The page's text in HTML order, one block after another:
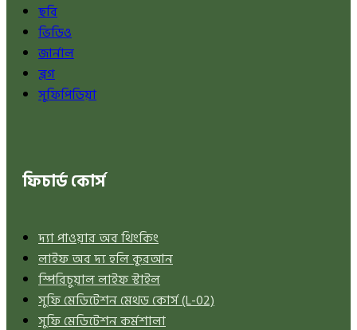
ছবি
ভিডিও
জার্নাল
ব্লগ
সুফিপিডিয়া
ফিচার্ড কোর্স
দ্যা পাওয়ার অব থিংকিং
লাইফ অব দ্য হলি কুরআন
স্পিরিচুয়াল লাইফ স্টাইল
সুফি মেডিটেশন মেথড কোর্স (L-02)
সুফি মেডিটেশন কর্মশালা